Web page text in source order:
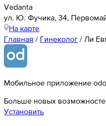
Vedanta
ул. Ю. Фучика, 34,
На карте
Главная / Гинеколог / Ли
Мобильное приложение
Больше новых
Установить